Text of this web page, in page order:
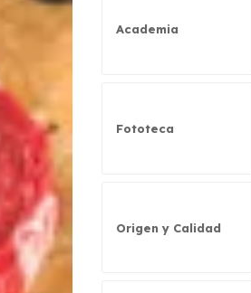
Academia
Fototeca
Origen y Calidad